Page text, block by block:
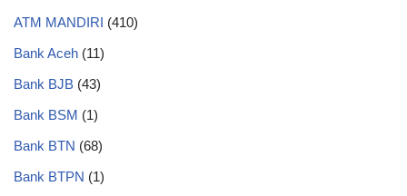
ATM MANDIRI (410)
Bank Aceh (11)
Bank BJB (43)
Bank BSM (1)
Bank BTN (68)
Bank BTPN (1)